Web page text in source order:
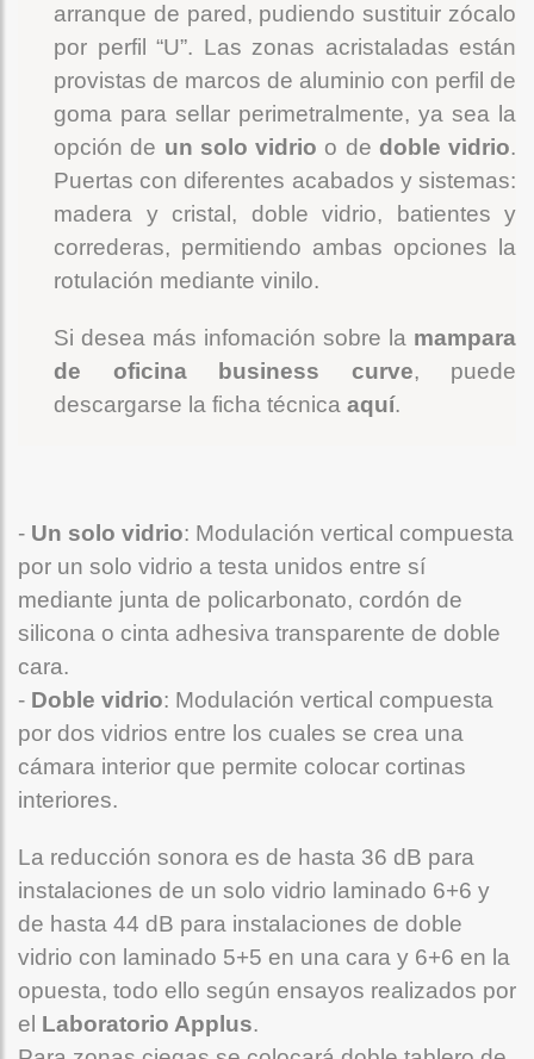
arranque de pared, pudiendo sustituir zócalo
por perfil “U”. Las zonas acristaladas están
provistas de marcos de aluminio con perfil de
goma para sellar perimetralmente, ya sea la
opción de un solo vidrio o de doble vidrio.
Puertas con diferentes acabados y sistemas:
madera y cristal, doble vidrio, batientes y
correderas, permitiendo ambas opciones la
rotulación mediante vinilo.
Si desea más infomación sobre la mampara
de oficina business curve, puede
descargarse la ficha técnica aquí.
- Un solo vidrio: Modulación vertical compuesta
por un solo vidrio a testa unidos entre sí
mediante junta de policarbonato, cordón de
silicona o cinta adhesiva transparente de doble
cara.
- Doble vidrio: Modulación vertical compuesta
por dos vidrios entre los cuales se crea una
cámara interior que permite colocar cortinas
interiores.
La reducción sonora es de hasta 36 dB para
instalaciones de un solo vidrio laminado 6+6 y
de hasta 44 dB para instalaciones de doble
vidrio con laminado 5+5 en una cara y 6+6 en la
opuesta, todo ello según ensayos realizados por
el Laboratorio Applus.